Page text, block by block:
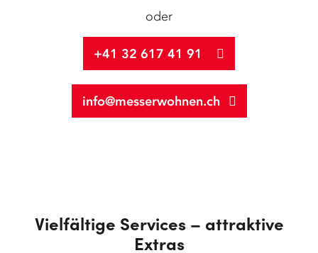
oder
+41 32 617 41 91
info@messerwohnen.ch
Vielfältige Services – attraktive
Extras